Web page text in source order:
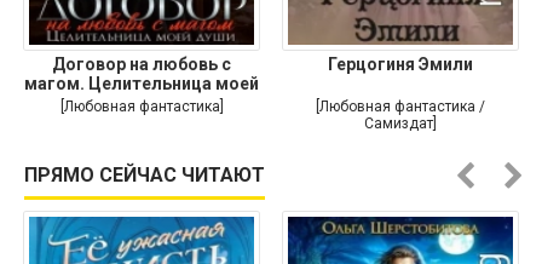
Договор на любовь с
магом. Целительница моей
души
[Любовная фантастика]
Герцогиня Эмили
[Любовная фантастика /
Самиздат]
ПРЯМО СЕЙЧАС ЧИТАЮТ